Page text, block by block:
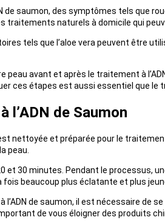
de saumon, des symptômes tels que
traitements naturels à domicile qui
tels que l’aloe vera peuvent être
peau avant et après le traitement à
ces étapes est aussi essentiel que
l’ADN de Saumon
nettoyée et préparée pour le
peau.
et 30 minutes. Pendant le processus,
fois beaucoup plus éclatante et plus
de saumon, il est nécessaire de
de vous éloigner des produits